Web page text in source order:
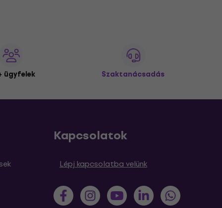
ügyfelek Szaktanácsadás
Kapcsolatok
Lépj kapcsolatba velünk